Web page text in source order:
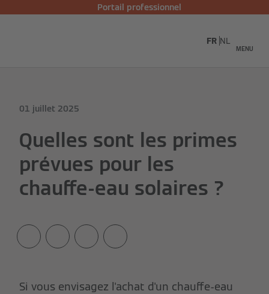
Portail professionnel
MENU
FR NL
01 juillet 2025
Quelles sont les primes
prévues pour les
chauffe-eau solaires ?
Si vous envisagez l'achat d'un chauffe-eau